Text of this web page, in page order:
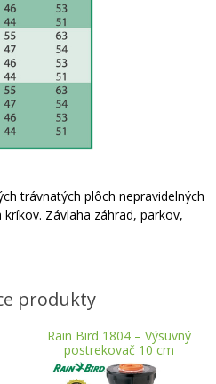
trávnatých plôch nepravidelných
Závlaha záhrad, parkov,
produkty
Rain Bird 1804 – Výsuvný
postrekovač 10 cm